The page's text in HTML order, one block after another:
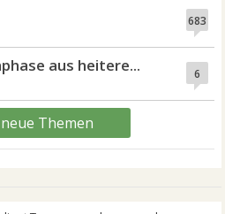
683
6
aus heitere...
Themen